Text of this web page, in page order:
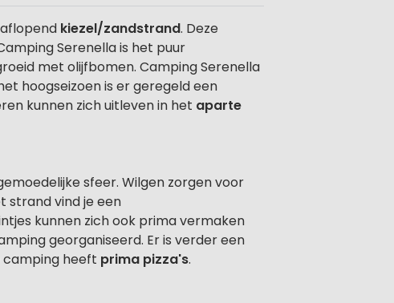
kiezel/zandstrand. Deze
Serenella is het puur
met olijfbomen. Camping Serenella
hoogseizoen is er geregeld een
kunnen zich uitleven in het aparte
sfeer. Wilgen zorgen voor
strand vind je een
kunnen zich ook prima vermaken
georganiseerd. Er is verder een
camping heeft prima pizza's.